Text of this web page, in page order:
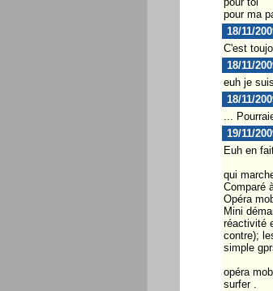
pour ma
18/11/
C'est
18/11/
euh je
18/11/
...
19/11/
Euh en
qui
Comparé
Opéra
Mini
réactivité
contre);
simple
opéra
surfer .